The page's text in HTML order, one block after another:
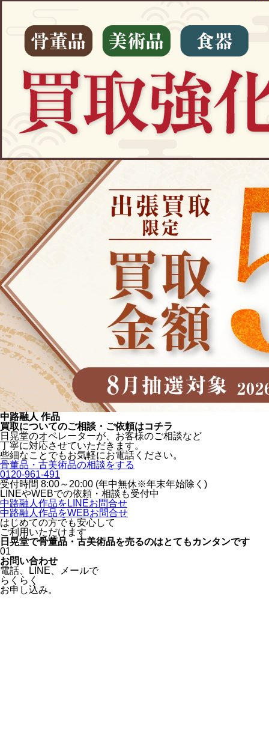
中路融人 作品
買取についてのご相談・ご依頼はコチラ
日晃堂のオペレーターが、お客様のご相談など
丁寧に対応させていただきます。
些細なことでもお気軽にお電話ください。
骨董品・古美術品の相談をする
0120-961-491
受付時間 8:00～20:00 (年中無休※年末年始除く)
LINEやWEBでの依頼・相談も受付中
中路融人作品をLINEお問合せ
中路融人作品をWEBお問合せ
はじめての方でも安心して
ご利用いただけます
日晃堂で骨董品・古美術品を売るのはとても カンタンです
01
お問い合わせ
電話、
LINE、
メールで
らくらく
お申し込み。